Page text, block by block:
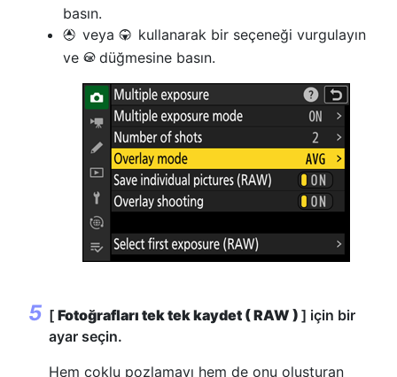
basın.
1 veya 3 kullanarak bir seçeneği vurgulayın
ve J düğmesine basın.
[ Fotoğrafları tek tek kaydet ( RAW ) ] için bir
ayar seçin.
Hem çoklu pozlamayı hem de onu oluşturan